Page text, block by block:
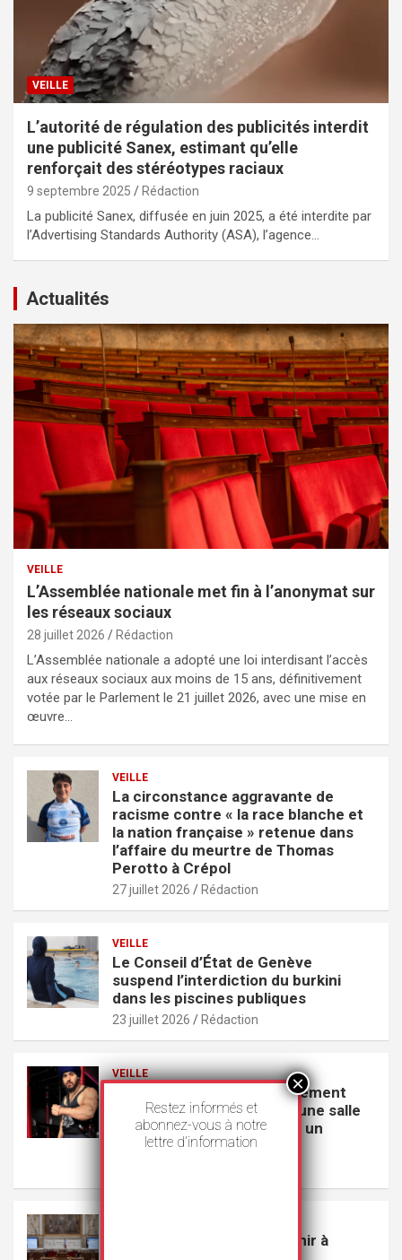
VEILLE
L’autorité de régulation des publicités interdit
une publicité Sanex, estimant qu’elle
renforçait des stéréotypes raciaux
9 septembre 2025 Rédaction
La publicité Sanex, diffusée en juin 2025, a été interdite par
l’Advertising Standards Authority (ASA), l’agence…
Actualités
VEILLE
L’Assemblée nationale met fin à l’anonymat sur
les réseaux sociaux
28 juillet 2026 Rédaction
L’Assemblée nationale a adopté une loi interdisant l’accès
aux réseaux sociaux aux moins de 15 ans, définitivement
votée par le Parlement le 21 juillet 2026, avec une mise en
œuvre…
VEILLE
La circonstance aggravante de
racisme contre « la race blanche et
la nation française » retenue dans
l’affaire du meurtre de Thomas
Perotto à Crépol
27 juillet 2026 Rédaction
VEILLE
Le Conseil d’État de Genève
suspend l’interdiction du burkini
dans les piscines publiques
23 juillet 2026 Rédaction
VEILLE
GoodLife s’excuse publiquement
pour avoir exclu un Sikh d’une salle
de sport parce qu’il portait un
couteau
Le projet de loi visant à punir à
Restez informés et
abonnez-vous à notre
lettre d’information